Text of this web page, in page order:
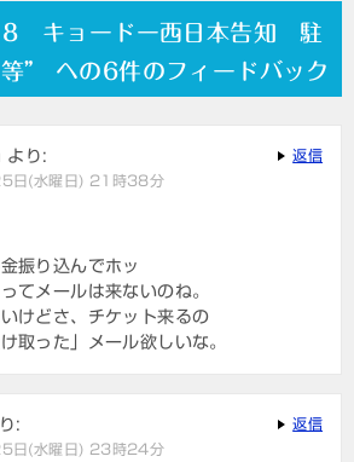
キョードー西日本告知 駐
” への6件のフィードバック
より:
日(水曜日) 21時38分
振り込んでホッ
てメールは来ないのね。
けどさ、チケット来るの
取った」メール欲しいな。
返信
:
日(水曜日) 23時24分
返信